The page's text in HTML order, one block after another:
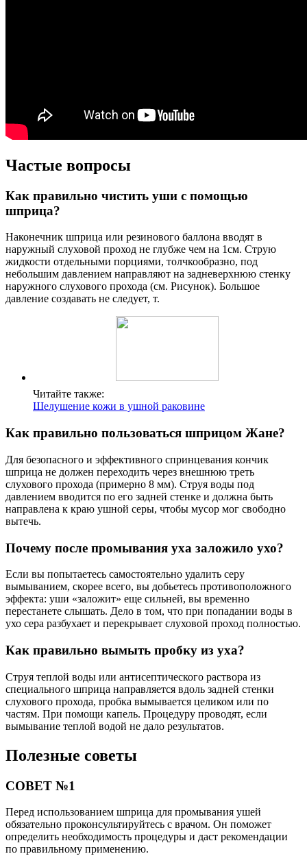
Частые вопросы
Как правильно чистить уши с помощью
шприца?
Наконечник шприца или резинового баллона вводят в
наружный слуховой проход не глубже чем на 1см. Струю
жидкости отдельными порциями, толчкообразно, под
небольшим давлением направляют на задневерхнюю стенку
наружного слухового прохода (см. Рисунок). Большое
давление создавать не следует, т.
Читайте также:
Шелушение кожи в ушной раковине
Как правильно пользоваться шприцом Жане?
Для безопасного и эффективного спринцевания кончик
шприца не должен переходить через внешнюю треть
слухового прохода (примерно 8 мм). Струя воды под
давлением вводится по его задней стенке и должна быть
направлена к краю ушной серы, чтобы мусор мог свободно
вытечь.
Почему после промывания уха заложило ухо?
Если вы попытаетесь самостоятельно удалить серу
вымыванием, скорее всего, вы добьетесь противоположного
эффекта: уши «заложит» еще сильней, вы временно
перестанете слышать. Дело в том, что при попадании воды в
ухо сера разбухает и перекрывает слуховой проход полностью.
Как правильно вымыть пробку из уха?
Струя теплой воды или антисептического раствора из
специального шприца направляется вдоль задней стенки
слухового прохода, пробка вымывается целиком или по
частям. При помощи капель. Процедуру проводят, если
вымывание теплой водой не дало результатов.
Полезные советы
СОВЕТ №1
Перед использованием шприца для промывания ушей
обязательно проконсультируйтесь с врачом. Он поможет
определить необходимость процедуры и даст рекомендации
по правильному применению.